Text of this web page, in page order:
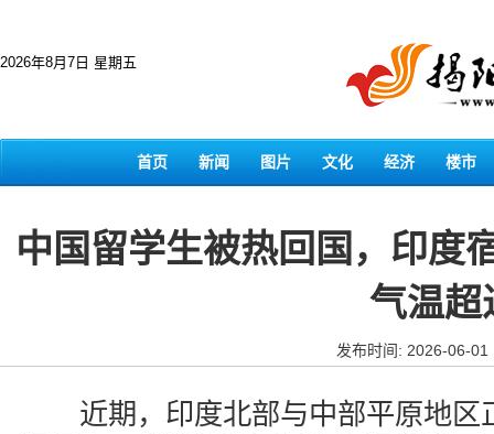
2026年8月7日 星期五
首页 新闻 图片 文化 经济 楼市
中国留学生被热回国，印度
气温
发布时间: 2026-06-01
近期，印度北部与中部平原地区